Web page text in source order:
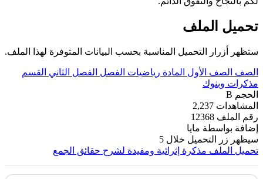
تحميل الملف
ستظهر أزرار التحميل المناسبة بحسب البيانات المتوفرة لهذا الملف.
الصف الصف الأول المادة رياضيات الفصل الفصل الثاني
القسم
مذكرات وبنوك
الحجم B
المشاهدات 2,237
رقم الملف 12368
إضافة بواسطة مايا
سيظهر زر التحميل خلال 5
تحميل الملف مذكرة إثرائية ومفيدة لشرح حقائق الجمع